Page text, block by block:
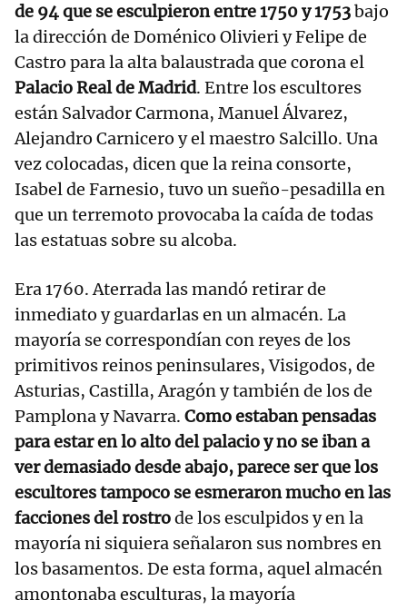
de 94 que se esculpieron entre 1750 y 1753bajo
la dirección de Doménico Olivieri y Felipe de
Castro para la alta balaustrada que corona el
Palacio Real de Madrid. Entre los escultores
están Salvador Carmona, Manuel Álvarez,
Alejandro Carnicero y el maestro Salcillo. Una
vez colocadas, dicen que la reina consorte,
Isabel de Farnesio, tuvo un sueño-pesadilla en
que un terremoto provocaba la caída de todas
las estatuas sobre su alcoba.
Era 1760. Aterrada las mandó retirar de
inmediato y guardarlas en un almacén. La
mayoría se correspondían con reyes de los
primitivos reinos peninsulares, Visigodos, de
Asturias, Castilla, Aragón y también de los de
Pamplona y Navarra. Como estaban pensadas
para estar en lo alto del palacio y no se iban a
ver demasiado desde abajo, parece ser que los
escultores tampoco se esmeraron mucho en las
facciones del rostrode los esculpidos y en la
mayoría ni siquiera señalaron sus nombres en
los basamentos. De esta forma, aquel almacén
amontonaba esculturas, la mayoría